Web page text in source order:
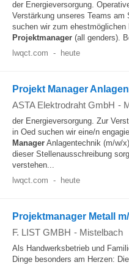
der Energieversorgung.
Verstärkung unseres Teams
suchen wir zum
Projektmanager (all genders).
lwqct.com - heute
Projekt Manager
ASTA Elektrodraht GmbH -
der Energieversorgung. Zur
in Oed suchen wir eine/n
Manager Anlagentechnik (m/w/
dieser Stellenausschreibung
verstehen...
lwqct.com - heute
Projektmanager Metall
F. LIST GMBH - Mistelbach
Als Handwerksbetrieb und
Dinge besonders am Herzen: